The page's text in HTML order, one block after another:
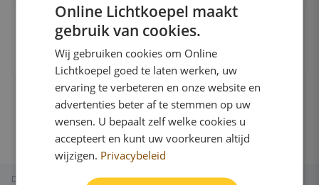
Beste isolatie
Polycarbonaat · 6-wandig ISO · Opaal
ISO-koepel polycarbonaat bolvormig
zeswandig opaal
€ 490,95incl.btw
25maten
Dagmaat 90×90 cmBuitenmaat:106×106 cmDaksparing
Online Lichtkoepel maakt
gebruik van cookies.
Wij gebruiken cookies om Online
Lichtkoepel goed te laten werken, uw
ervaring te verbeteren en onze website en
advertenties beter af te stemmen op uw
wensen. U bepaalt zelf welke cookies u
accepteert en kunt uw voorkeuren altijd
wijzigen. Privacybeleid